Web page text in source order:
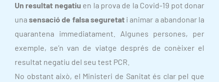
Un resultat negatiu en la prova de la Covid-19 pot donar
unasensació de falsa seguretati animar a abandonar la
quarantena immediatament. Algunes persones, per
exemple, se’n van de viatge després de conèixer el
resultat negatiu del seu test PCR.
No obstant això, el Ministeri de Sanitat és clar pel que